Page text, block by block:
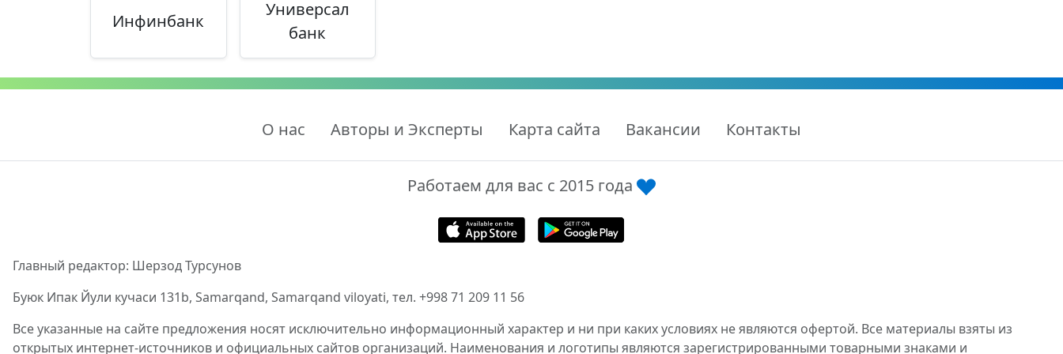
Инфинбанк
Универсал
банк
О нас Авторы и Эксперты Карта сайта Вакансии Контакты
Работаем для вас с 2015 года
Главный редактор: Шерзод Турсунов
Буюк Ипак Йули кучаси 131b, Samarqand, Samarqand viloyati, тел. +998 71 209 11 56
Все указанные на сайте предложения носят исключительно информационный характер и ни при каких условиях не являются офертой. Все материалы взяты из
открытых интернет-источников и официальных сайтов организаций. Наименования и логотипы являются зарегистрированными товарными знаками и